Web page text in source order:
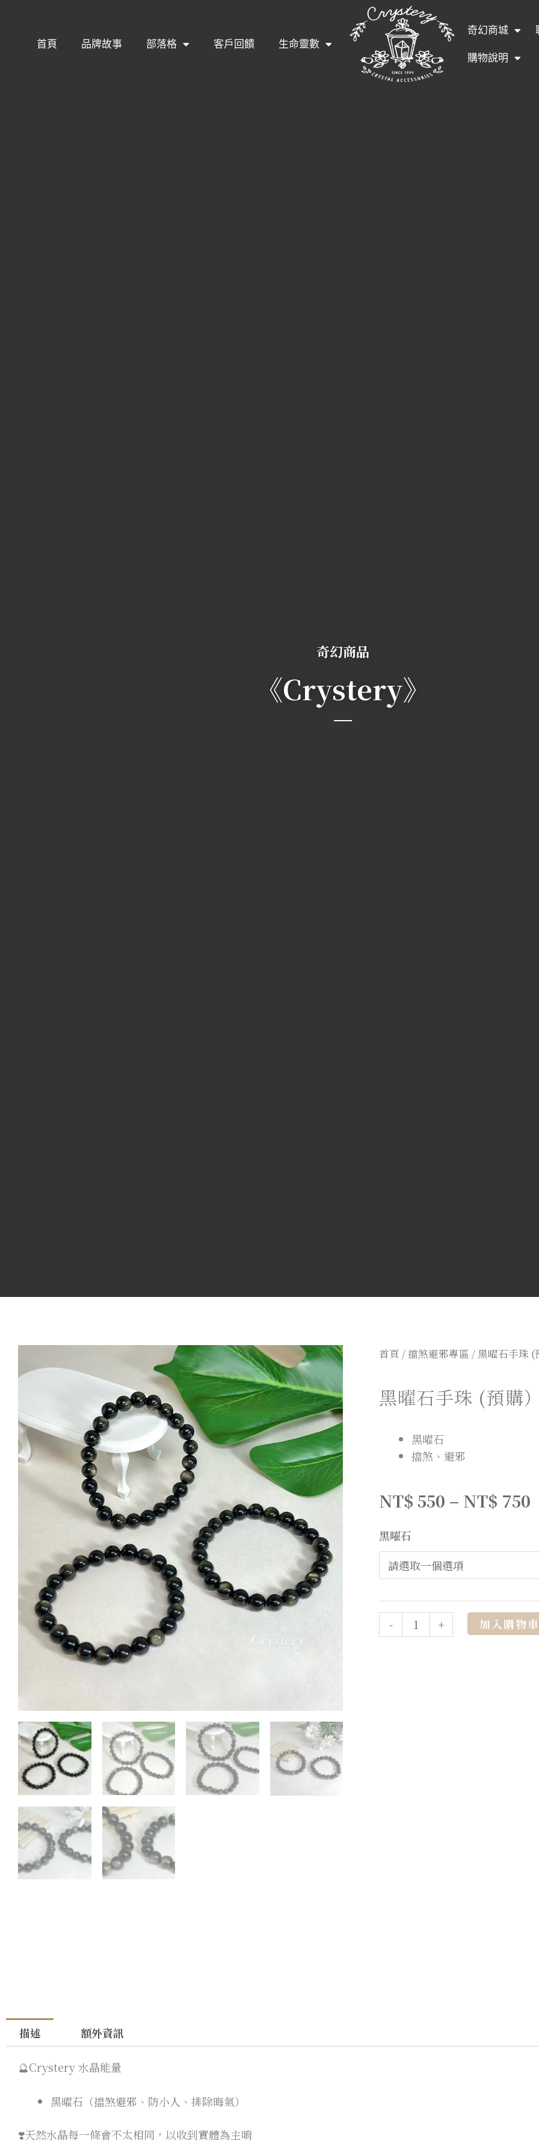
首頁 品牌故事 部落格 客戶回饋 生命靈數
奇幻商城
購物說明
奇幻商品
《Crystery》
首頁 / 擋煞避邪專區 / 黑曜石手珠 (
黑曜石手珠 (預購）
黑曜石
擋煞、避邪
NT$ 550 – NT$ 750
黑曜石
- + 加入購物車
描述 額外資訊
🔮Crystery 水晶能量
黑曜石（擋煞避邪、防小人、排除晦氣）
❣️天然水晶每一條會不太相同，以收到實體為主唷